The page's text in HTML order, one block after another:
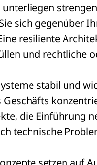
unterliegen strengen
sich gegenüber
resiliente
und rechtliche
stabil und
die Einführung
technische
setzen auf